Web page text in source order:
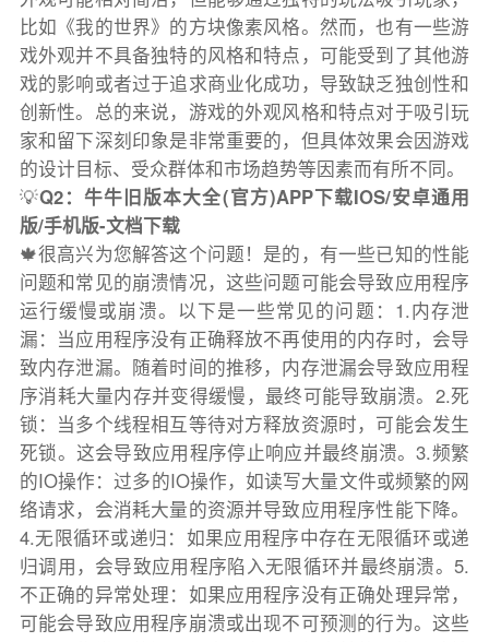
比如《我的世界》的方块像素风格。然而，也有一些游
戏外观并不具备独特的风格和特点，可能受到了其他游
戏的影响或者过于追求商业化成功，导致缺乏独创性和
创新性。总的来说，游戏的外观风格和特点对于吸引玩
家和留下深刻印象是非常重要的，但具体效果会因游戏
的设计目标、受众群体和市场趋势等因素而有所不同。
💡Q2：牛牛旧版本大全(官方)APP下载IOS/安卓通用
版/手机版-文档下载
🍁很高兴为您解答这个问题！是的，有一些已知的性能
问题和常见的崩溃情况，这些问题可能会导致应用程序
运行缓慢或崩溃。以下是一些常见的问题：1.内存泄
漏：当应用程序没有正确释放不再使用的内存时，会导
致内存泄漏。随着时间的推移，内存泄漏会导致应用程
序消耗大量内存并变得缓慢，最终可能导致崩溃。2.死
锁：当多个线程相互等待对方释放资源时，可能会发生
死锁。这会导致应用程序停止响应并最终崩溃。3.频繁
的IO操作：过多的IO操作，如读写大量文件或频繁的网
络请求，会消耗大量的资源并导致应用程序性能下降。
4.无限循环或递归：如果应用程序中存在无限循环或递
归调用，会导致应用程序陷入无限循环并最终崩溃。5.
不正确的异常处理：如果应用程序没有正确处理异常，
可能会导致应用程序崩溃或出现不可预测的行为。这些